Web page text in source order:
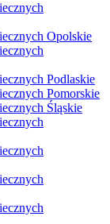
Opolskie
Podlaskie
Pomorskie
Śląskie